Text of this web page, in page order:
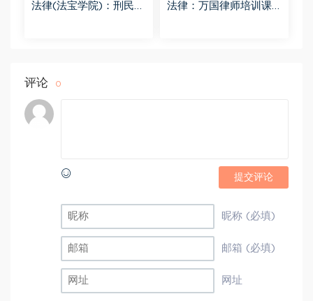
法律(法宝学院)：刑民交
法律：万国律师培训课
评论 0
提交评论
昵称 (必填)
邮箱 (必填)
网址